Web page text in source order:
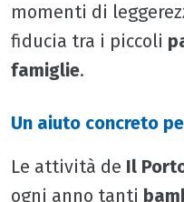
momenti di
fiducia tra i piccoli
famiglie.
Un aiuto concreto
Le attività de Il
ogni anno tanti